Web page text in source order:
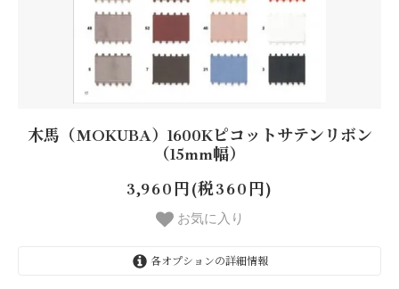
木馬（MOKUBA）1600Kピコットサテンリボン
（15mm幅）
3,960円(税360円)
お気に入り
各オプションの詳細情報